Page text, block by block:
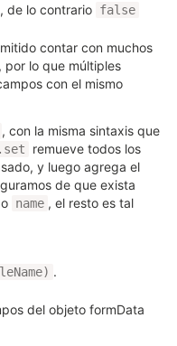
, de lo contrario false
contar con muchos
, por lo que múltiples
con el mismo
, con la misma sintaxis que
.set
remueve todos los
y luego agrega el
de que exista
name , el resto es tal
.
del objeto formData